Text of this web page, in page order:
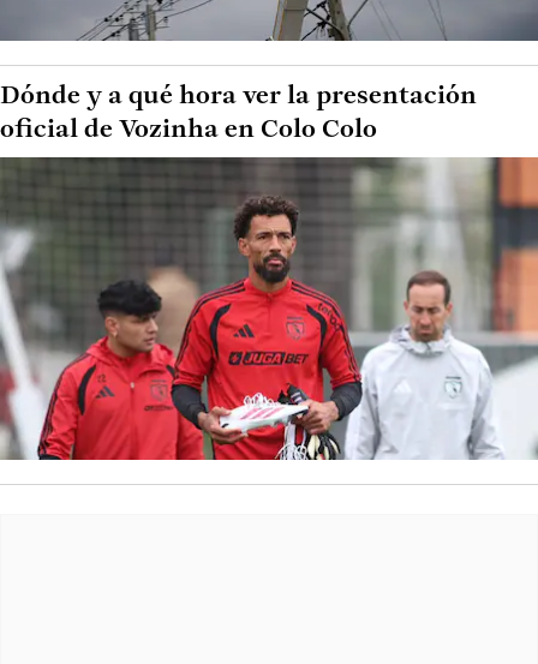
Dónde y a qué hora ver la presentación
oficial de Vozinha en Colo Colo